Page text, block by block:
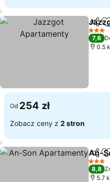
3
7,6
0.5
Od 254 zł
Zobacz ceny z 2 stron
An-
3
8,8
5.7